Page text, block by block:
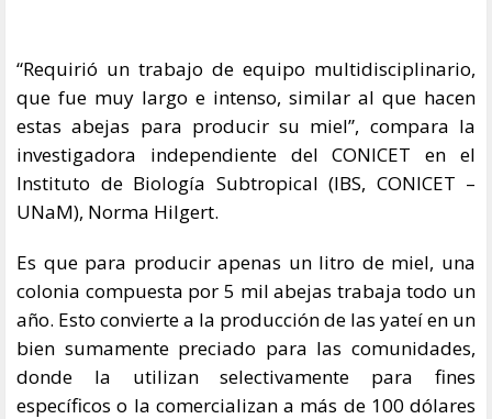
“Requirió un trabajo de equipo multidisciplinario,
que fue muy largo e intenso, similar al que hacen
estas abejas para producir su miel”, compara la
investigadora independiente del CONICET en el
Instituto de Biología Subtropical (IBS, CONICET –
UNaM), Norma Hilgert.
Es que para producir apenas un litro de miel, una
colonia compuesta por 5 mil abejas trabaja todo un
año. Esto convierte a la producción de las yateí en un
bien sumamente preciado para las comunidades,
donde la utilizan selectivamente para fines
específicos o la comercializan a más de 100 dólares